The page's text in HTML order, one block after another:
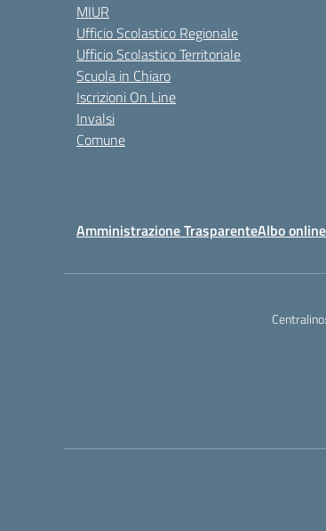
MIUR
Ufficio Scolastico Regionale
Ufficio Scolastico Territoriale
Scuola in Chiaro
Iscrizioni On Line
Invalsi
Comune
Amministrazione TrasparenteAlbo online
Centralino: